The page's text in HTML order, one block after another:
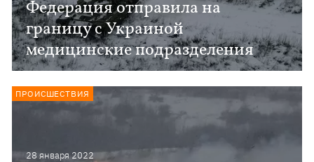
Федерация отправила на
границу с Украиной
медицинские подразделения
28 января 2022
ПРОИСШЕСТВИЯ